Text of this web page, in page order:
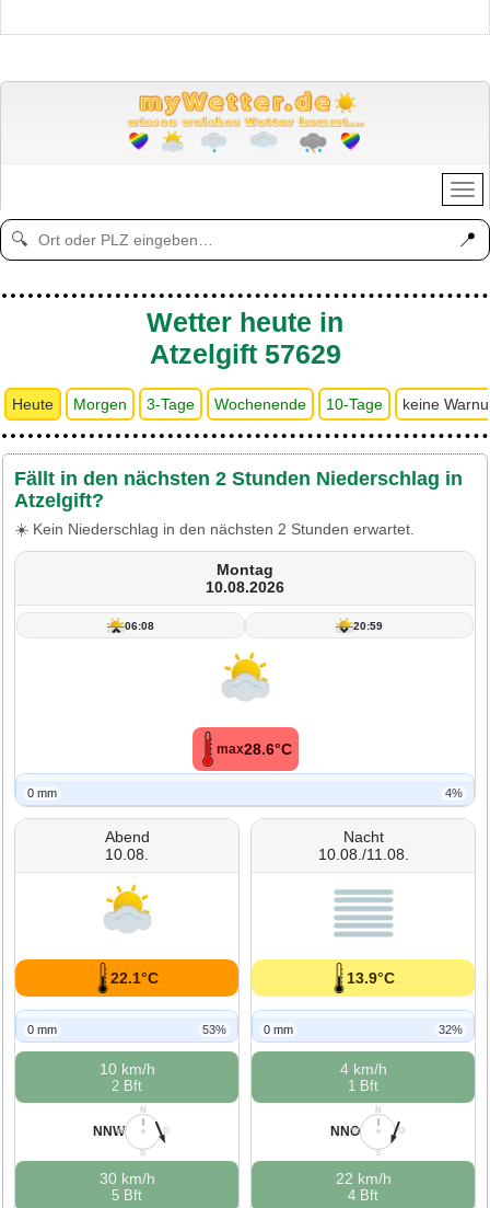
🔍 📍
Wetter heute in
Atzelgift 57629
Heute Morgen 3-Tage Wochenende 10-Tage keine
Fällt in den nächsten 2 Stunden Niederschlag in
Atzelgift?
☀️ Kein Niederschlag in den nächsten 2 Stunden erwartet.
Montag
10.08.2026
06:08 20:59
max28.6°C
0 mm 4%
Abend
10.08.
22.1°C
0 mm 53%
10 km/h
2 Bft
N
O
S
W
NNW
30 km/h
5 Bft
Nacht
10.08./11.08.
13.9°C
0 mm 32%
4 km/h
1 Bft
N
O
S
W
NNO
22 km/h
4 Bft